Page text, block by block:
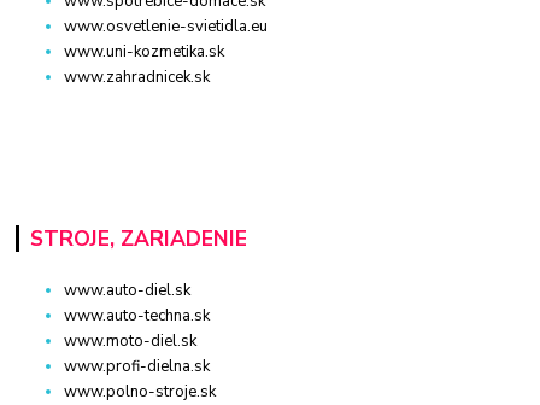
www.osvetlenie-svietidla.eu
www.uni-kozmetika.sk
www.zahradnicek.sk
STROJE, ZARIADENIE
www.auto-diel.sk
www.auto-techna.sk
www.moto-diel.sk
www.profi-dielna.sk
www.polno-stroje.sk